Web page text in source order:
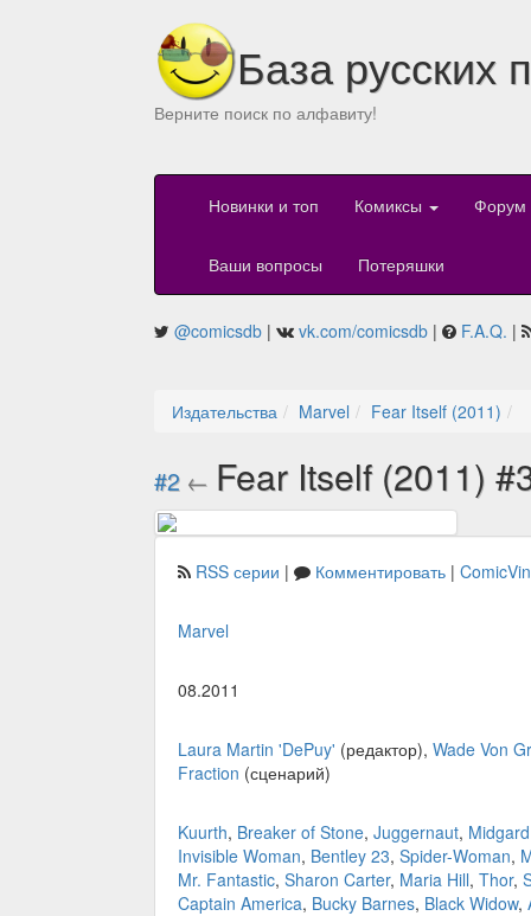
База русских
Верните поиск по алфавиту!
Новинки и топ Комиксы Форум
Ваши вопросы Потеряшки
@comicsdb | vk.com/comicsdb | F.A.Q. |
Издательства Marvel Fear Itself (2011)
#2 ← Fear Itself (2011)
RSS серии | Комментировать |
Marvel
08.2011
Laura Martin 'DePuy' (редактор), Wade Von
Fraction (сценарий)
Kuurth, Breaker of Stone, Juggernaut,
Invisible Woman, Bentley 23, Spider-Woman,
Mr. Fantastic, Sharon Carter, Maria Hill, Thor,
Captain America, Bucky Barnes, Black Widow,